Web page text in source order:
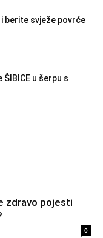
berite svježe povrće
u šerpu s
zdravo pojesti
0